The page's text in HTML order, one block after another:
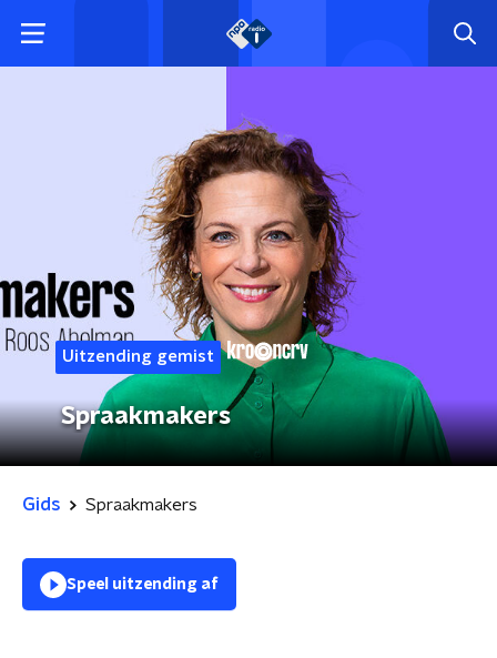
Uitzending gemist
Spraakmakers
Gids Spraakmakers
Speel uitzending af